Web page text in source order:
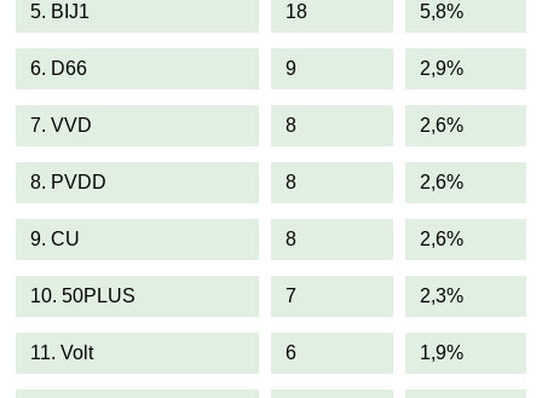
5. BIJ1 18 5,8%
6. D66 9 2,9%
7. VVD 8 2,6%
8. PVDD 8 2,6%
9. CU 8 2,6%
10. 50PLUS 7 2,3%
11. Volt 6 1,9%